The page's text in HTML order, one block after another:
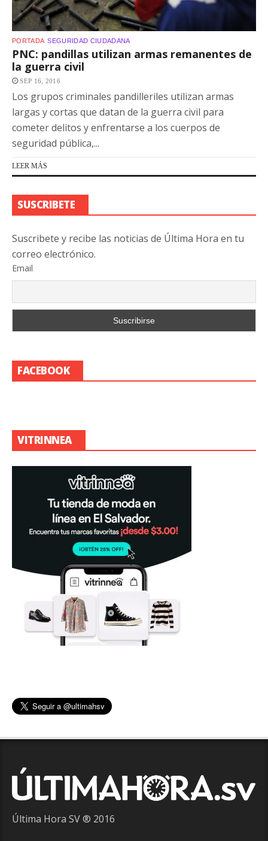
PORTADA SEGURIDAD CIUDADANA
PNC: pandillas utilizan armas remanentes de
la guerra civil
SEP 16, 2016
Los grupos criminales pandilleriles utilizan armas
largas y cortas que datan de la guerra civil para
cometer delitos y enfrentarse a los cuerpos de
seguridad pública,...
LEER MÁS
SUSCRIBETE
Suscribete y recibe las noticias de Última Hora en tu
correo electrónico.
Email
FACEBOOK
VITRINNEA
Última Hora SV ® 2016